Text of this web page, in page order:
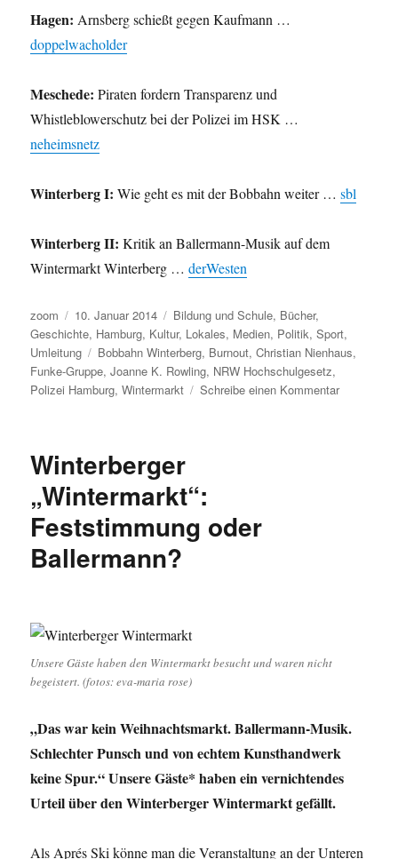
Hagen: Arnsberg schießt gegen Kaufmann …
doppelwacholder
Meschede: Piraten fordern Transparenz und
Whistleblowerschutz bei der Polizei im HSK …
neheimsnetz
Winterberg I: Wie geht es mit der Bobbahn weiter …sbl
Winterberg II: Kritik an Ballermann-Musik auf dem
Wintermarkt Winterberg …derWesten
Autor
zoom
Veröffentlicht
am
10. Januar 2014 Kategorien
Bildung und Schule, Bücher,
Geschichte, Hamburg, Kultur, Lokales, Medien, Politik,Sport,
Umleitung
Schlagwörter
Bobbahn Winterberg, Burnout,Christian Nienhaus,
Funke-Gruppe,Joanne K. Rowling, NRW Hochschulgesetz,
Polizei Hamburg,Wintermarkt Schreibe einen Kommentarzu
Winterberger
„Wintermarkt“:
Feststimmung oder
Ballermann?
Unsere Gäste haben den Wintermarkt besucht und waren nicht
begeistert. (fotos: eva-maria rose)
„Das war kein Weihnachtsmarkt. Ballermann-Musik.
Schlechter Punsch und von echtem Kunsthandwerk
keine Spur.“ Unsere Gäste* haben ein vernichtendes
Urteil über den Winterberger Wintermarkt gefällt.
Als Aprés Ski könne man die Veranstaltung an der Unteren